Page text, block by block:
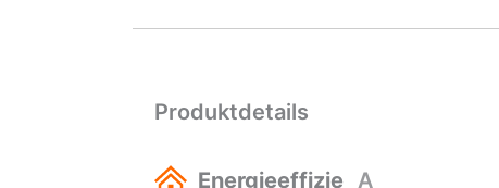
Produktdetails
Energieeffizie A